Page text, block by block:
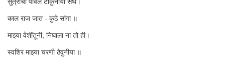
काल राज जात - कुठे सांगा ॥
माझ्या वेशींतूनी, निघाला ना तो ही।
स्वशिर माझ्या चरणी ठेवुनीया ॥